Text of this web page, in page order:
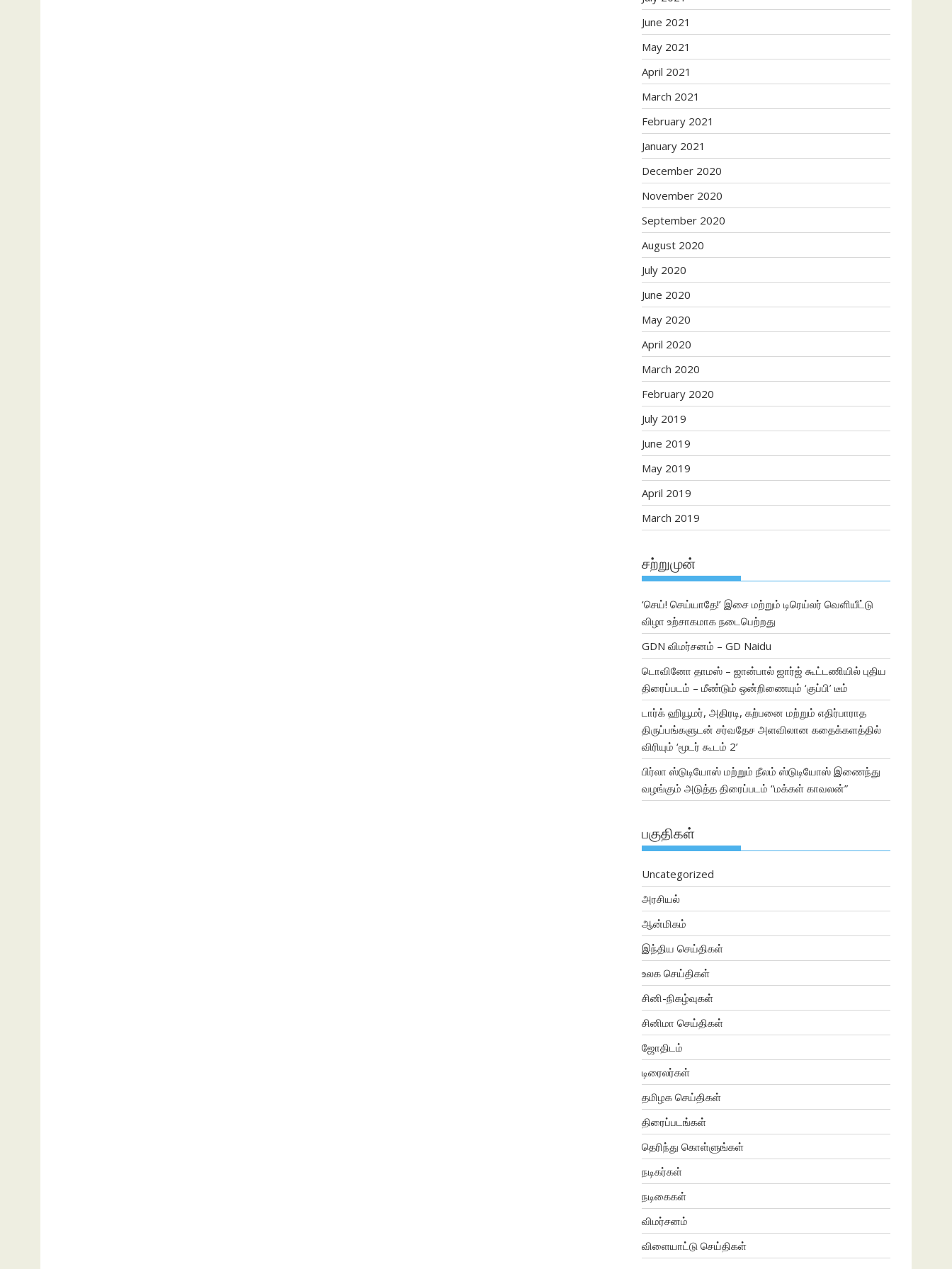
June 2021
May 2021
April 2021
March 2021
February 2021
January 2021
December 2020
November 2020
September 2020
August 2020
July 2020
June 2020
May 2020
April 2020
March 2020
February 2020
July 2019
June 2019
May 2019
April 2019
March 2019
சற்றுமுன்
‘செய்! செய்யாதே!’ இசை மற்றும் டிரெய்லர் வெளியீட்டு
விழா உற்சாகமாக நடைபெற்றது
GDN விமர்சனம் – GD Naidu
டொவினோ தாமஸ் – ஜான்பால் ஜார்ஜ் கூட்டணியில் புதிய
திரைப்படம் – மீண்டும் ஒன்றிணையும் ‘குப்பி’ டீம்
டார்க் ஹியூமர், அதிரடி, கற்பனை மற்றும் எதிர்பாராத
திருப்பங்களுடன் சர்வதேச அளவிலான கதைக்களத்தில்
விரியும் ‘மூடர் கூடம் 2’
பிர்லா ஸ்டுடியோஸ் மற்றும் நீலம் ஸ்டுடியோஸ் இணைந்து
வழங்கும் அடுத்த திரைப்படம் “மக்கள் காவலன்”
பகுதிகள்
Uncategorized
அரசியல்
ஆன்மிகம்
இந்திய செய்திகள்
உலக செய்திகள்
சினி-நிகழ்வுகள்
சினிமா செய்திகள்
ஜோதிடம்
டிரைலர்கள்
தமிழக செய்திகள்
திரைப்படங்கள்
தெரிந்து கொள்ளுங்கள்
நடிகர்கள்
நடிகைகள்
விமர்சனம்
விளையாட்டு செய்திகள்